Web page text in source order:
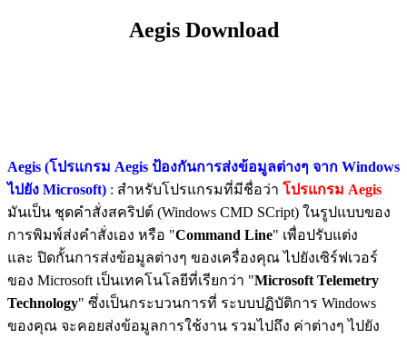
Aegis Download
Aegis (โปรแกรม Aegis ป้องกันการส่งข้อมูลต่างๆ จาก Windows
ไปยัง Microsoft) : สำหรับโปรแกรมที่มีชื่อว่า โปรแกรม Aegis
มันเป็น ชุดคำสั่งสคริปต์ (Windows CMD SCript) ในรูปแบบของ
การพิมพ์ส่งคำสั่งเอง หรือ "Command Line" เพื่อปรับแต่ง
และ ปิดกั้นการส่งข้อมูลต่างๆ ของเครื่องคุณ ไปยังเซิร์ฟเวอร์
ของ Microsoft เป็นเทคโนโลยีที่เรียกว่า "Microsoft Telemetry
Technology" ซึ่งเป็นกระบวนการที่ ระบบปฏิบัติการ Windows
ของคุณ จะคอยส่งข้อมูลการใช้งาน รวมไปถึง ค่าต่างๆ ไปยัง